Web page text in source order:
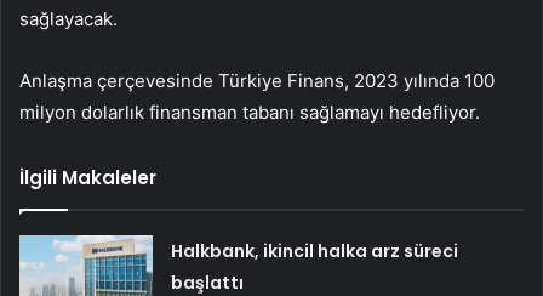
sağlayacak.
Anlaşma çerçevesinde Türkiye Finans, 2023 yılında 100
milyon dolarlık finansman tabanı sağlamayı hedefliyor.
İlgili Makaleler
Halkbank, ikincil halka arz süreci
başlattı